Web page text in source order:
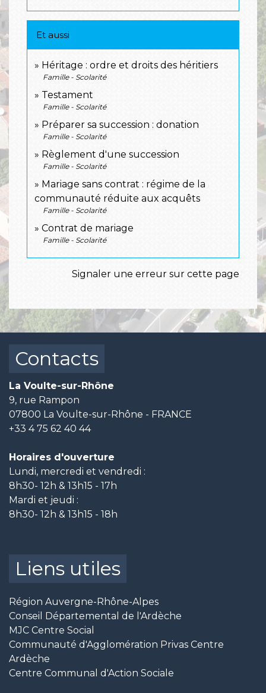
Et aussi
Héritage : ordre et droits des héritiers
Famille - Scolarité
Testament
Famille - Scolarité
Préparer sa succession : donation
Famille - Scolarité
Règlement d'une succession
Famille - Scolarité
Mariage sans contrat : régime de la
communauté réduite aux acquêts
Famille - Scolarité
Contrat de mariage
Famille - Scolarité
Signaler une erreur sur cette page
Contacts
La Voulte-sur-Rhône
9, rue Rampon
07800 La Voulte-sur-Rhône - FRANCE
+33 4 75 62 40 44
Horaires d'ouverture
Lundi, mercredi et vendredi :
8h30- 12h & 13h15 - 17h
Mardi et jeudi :
8h30- 12h & 13h15 - 18h
Liens utiles
Région Auvergne-Rhône-Alpes
Conseil Départemental de l'Ardèche
MJC Centre Social
Communauté d'Agglomération Privas Centre
Ardèche
Centre Communal d'Action Sociale